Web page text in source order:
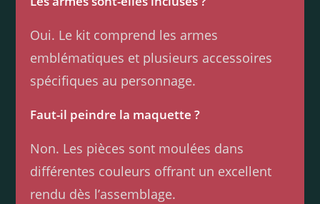
Oui. Le kit comprend les armes
emblématiques et plusieurs accessoires
spécifiques au personnage.
Faut-il peindre la maquette ?
Non. Les pièces sont moulées dans
différentes couleurs offrant un excellent
rendu dès l’assemblage.